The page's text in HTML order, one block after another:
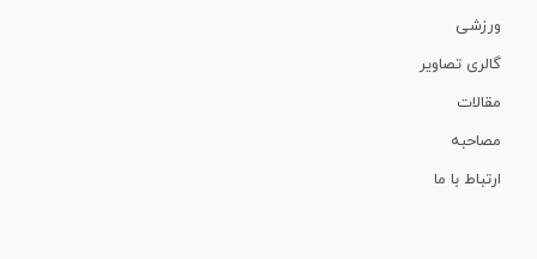
ورزشی
گالری تصاویر
مقالات
مصاحبه
ارتباط با ما